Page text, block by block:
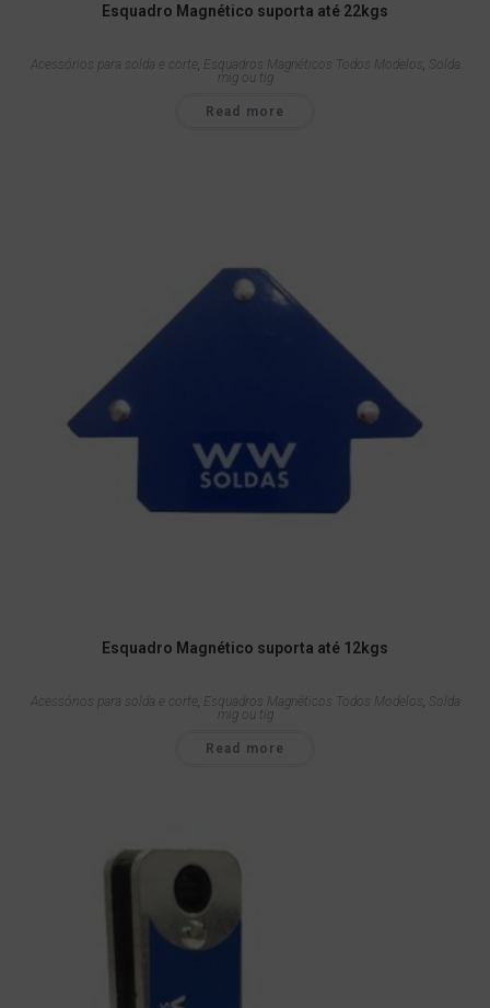
Esquadro Magnético suporta até 22kgs
Acessórios para solda e corte, Esquadros Magnéticos Todos Modelos , Solda
mig ou tig
Read more
Esquadro Magnético suporta até 12kgs
Acessórios para solda e corte, Esquadros Magnéticos Todos Modelos , Solda
mig ou tig
Read more